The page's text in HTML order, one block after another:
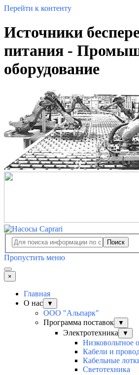
Перейти к контенту
Источники
питания -
оборудование
Поиск
Пропустить меню
×
Главная
О нас
▼
ООО "Альпарк"
Программа поставок
▼
Электротехника ▼
Низковольтное
Кабели и
Кабельные
Светотехника